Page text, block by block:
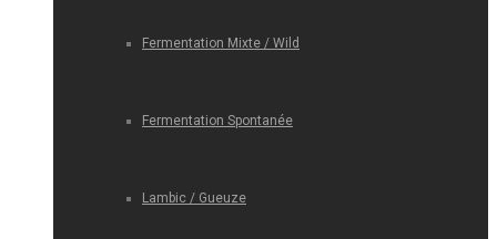
Fermentation Mixte / Wild
Fermentation Spontanée
Lambic / Gueuze